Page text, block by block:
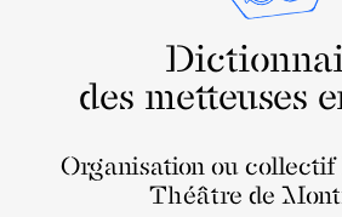
des metteuses
Organisation ou
Théâtre de